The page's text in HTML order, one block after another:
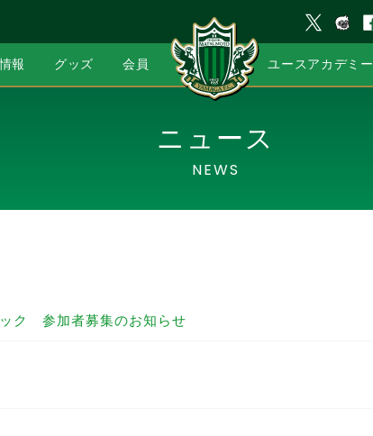
報 グッズ 会員 ユースアカデミー
ニュース
NEWS
ク 参加者募集のお知らせ